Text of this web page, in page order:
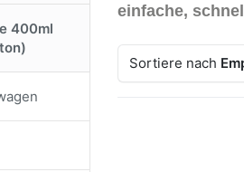
400ml
einfache,
Sortiere nach